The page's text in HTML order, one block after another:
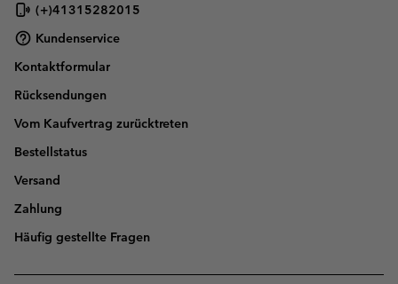
(+)41315282015
Kundenservice
Kontaktformular
Rücksendungen
Vom Kaufvertrag zurücktreten
Bestellstatus
Versand
Zahlung
Häufig gestellte Fragen